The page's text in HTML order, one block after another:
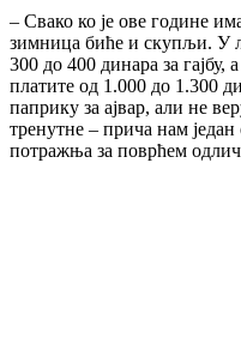
– Свако ко је ове године
зимница биће и скупљи. У
300 до 400 динара за гајбу,
платите од 1.000 до 1.300
паприку за ајвар, али не
тренутне – прича нам један
потражња за поврћем